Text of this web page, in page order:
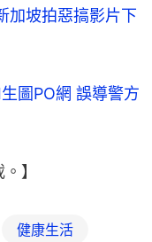
加坡拍惡搞影片下
圖PO網 誤導警方
】
健康生活